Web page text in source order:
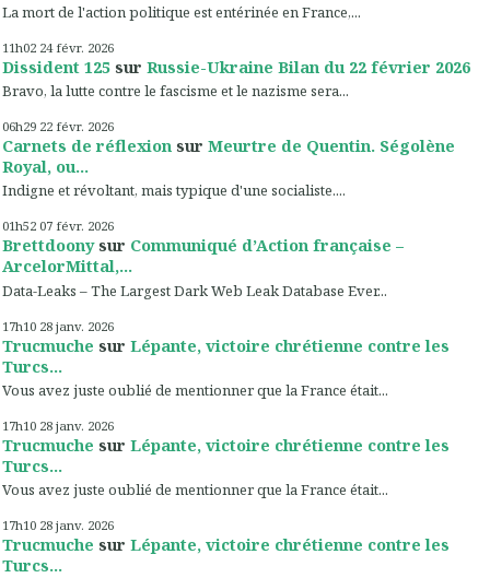
La mort de l'action politique est entérinée en France,...
11h02 24 févr. 2026
Dissident 125 sur Russie-Ukraine Bilan du 22 février 2026
Bravo, la lutte contre le fascisme et le nazisme sera...
06h29 22 févr. 2026
Carnets de réflexion sur Meurtre de Quentin. Ségolène
Royal, ou...
Indigne et révoltant, mais typique d'une socialiste....
01h52 07 févr. 2026
Brettdoonysur Communiqué d’Action française –
ArcelorMittal,...
Data-Leaks – The Largest Dark Web Leak Database Ever...
17h10 28 janv. 2026
Trucmuche sur Lépante, victoire chrétienne contre les
Turcs...
Vous avez juste oublié de mentionner que la France était...
17h10 28 janv. 2026
Trucmuche sur Lépante, victoire chrétienne contre les
Turcs...
Vous avez juste oublié de mentionner que la France était...
17h10 28 janv. 2026
Trucmuche sur Lépante, victoire chrétienne contre les
Turcs...